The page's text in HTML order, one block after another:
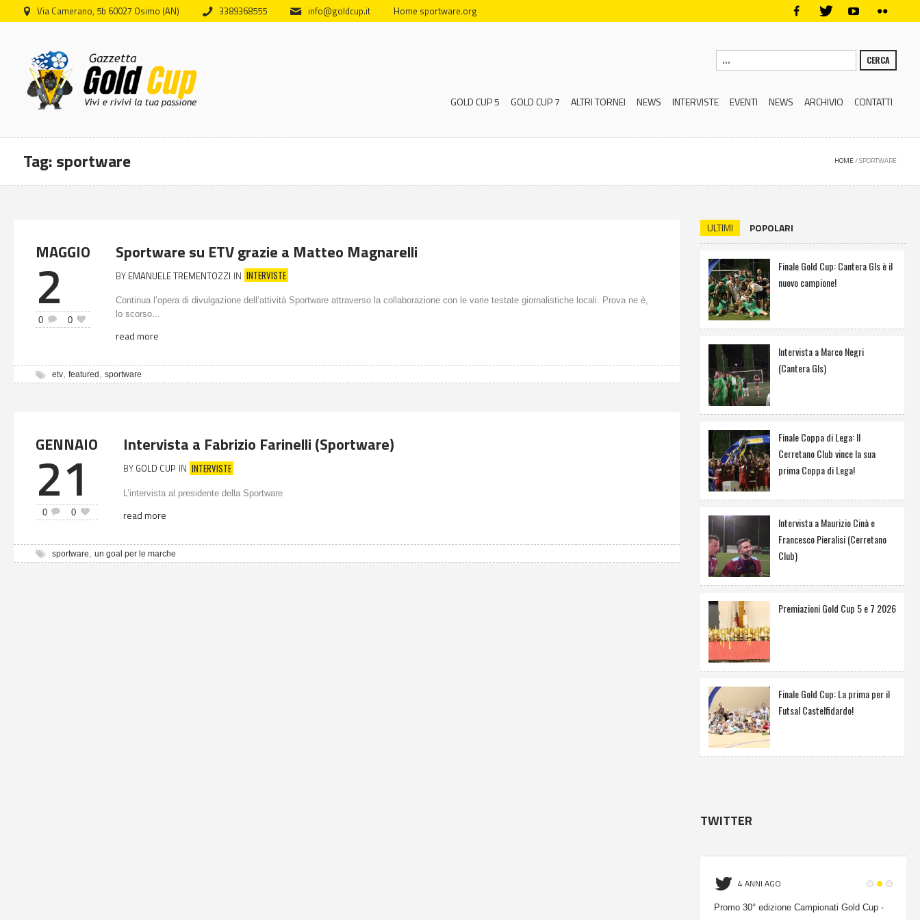
Via Camerano, 5b 60027 Osimo (AN) 3389368555 info@goldcup.it Home sportware.org
CERCA
GOLD CUP 5 GOLD CUP 7 ALTRI TORNEI NEWS INTERVISTE EVENTI NEWS ARCHIVIO CONTATTI
Tag:sportware HOME/SPORTWARE
MAGGIO
2
0 0
Sportware su ETV grazie a Matteo Magnarelli
BY EMANUELE TREMENTOZZI IN INTERVISTE
Continua l’opera di divulgazione dell’attività Sportware attraverso la collaborazione con le varie testate giornalistiche locali. Prova ne è,
lo scorso...
read more
etv, featured , sportware
GENNAIO
21
0 0
Intervista a Fabrizio Farinelli (Sportware)
BY GOLD CUP IN INTERVISTE
L’intervista al presidente della Sportware
read more
sportware un goal per le marche
ULTIMI POPOLARI
Finale Gold Cup: Cantera Gls è il
nuovo campione!
Intervista a Marco Negri
(Cantera Gls)
Finale Coppa di Lega: Il
Cerretano Club vince la sua
prima Coppa di Lega!
Intervista a Maurizio Cinà e
Francesco Pieralisi (Cerretano
Club)
Premiazioni Gold Cup 5 e 7 2026
Finale Gold Cup: La prima per il
Futsal Castelfidardo!
TWITTER
4 ANNI AGO
Promo 30° edizione Campionati Gold Cup -